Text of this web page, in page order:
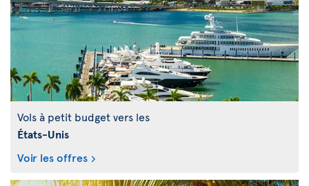
Vols à petit budget vers les
États-Unis
Voir les offres